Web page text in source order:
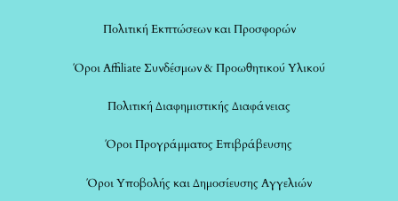
Πολιτική Εκπτώσεων και Προσφορών
Όροι Affiliate Συνδέσμων & Προωθητικού Υλικού
Πολιτική Διαφημιστικής Διαφάνειας
Όροι Προγράμματος Επιβράβευσης
Όροι Υποβολής και Δημοσίευσης Αγγελιών